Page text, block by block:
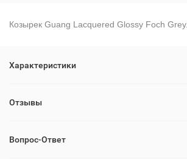
Козырек Guang Lacquered Glossy Foch Grey.
Характеристики
Отзывы
Вопрос-Ответ